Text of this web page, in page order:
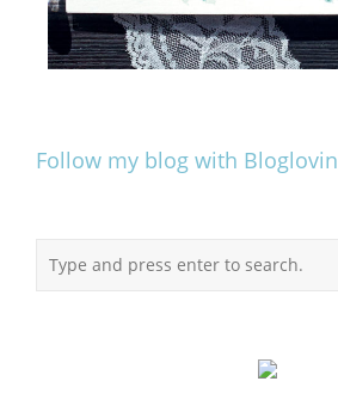
Follow my blog with Bloglovin